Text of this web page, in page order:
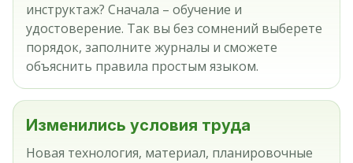
инструктаж? Сначала – обучение и
удостоверение. Так вы без сомнений выберете
порядок, заполните журналы и сможете
объяснить правила простым языком.
Изменились условия труда
Новая технология, материал, планировочные